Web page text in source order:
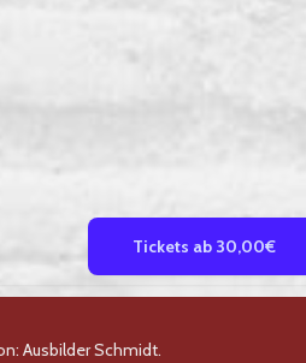
Tickets ab 30,00€
Ausbilder Schmidt.